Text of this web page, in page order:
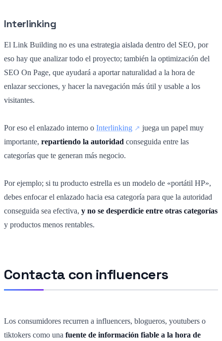
Interlinking
El Link Building no es una estrategia aislada dentro del SEO, por
eso hay que analizar todo el proyecto; también la optimización del
SEO On Page, que ayudará a aportar naturalidad a la hora de
enlazar secciones, y hacer la navegación más útil y usable a los
visitantes.
Por eso el enlazado interno o Interlinking
juega un papel muy
importante, repartiendo la autoridad conseguida entre las
categorías que te generan más negocio.
Por ejemplo; si tu producto estrella es un modelo de «portátil HP»,
debes enfocar el enlazado hacia esa categoría para que la autoridad
conseguida sea efectiva, y no se desperdicie entre otras categorías
y productos menos rentables.
Contacta con influencers
Los consumidores recurren a influencers, blogueros, youtubers o
tiktokers como una fuente de información fiable a la hora de